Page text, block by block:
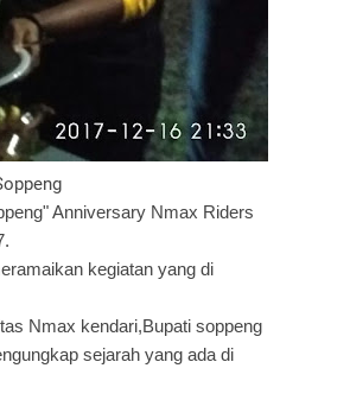
Anniversary Nmax Riders
kegiatan yang di
Nmax kendari,Bupati soppeng
sejarah yang ada di